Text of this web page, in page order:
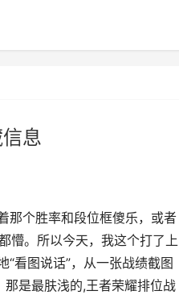
息
那个胜率和段位框傻乐，或者
懵。所以今天，我这个打了上
看图说话”，从一张战绩截图
那是最肤浅的,王者荣耀排位战